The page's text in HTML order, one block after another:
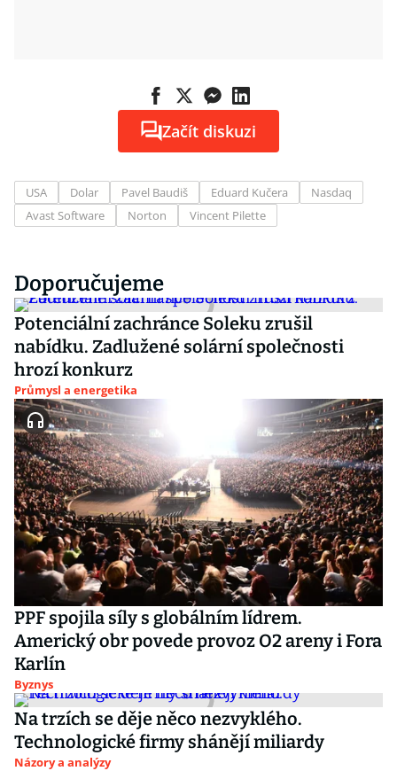
Začít diskuzi
USA Dolar Pavel Baudiš Eduard Kučera
Nasdaq
Avast Software
Norton Vincent Pilette
Doporučujeme
Potenciální zachránce Soleku zrušil
nabídku. Zadlužené solární společnosti
hrozí konkurz
Průmysl a energetika
PPF spojila síly s globálním lídrem.
Americký obr povede provoz O2 areny i Fora
Karlín
Byznys
Na trzích se děje něco nezvyklého.
Technologické firmy shánějí miliardy
Názory a analýzy